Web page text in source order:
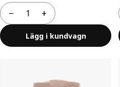
−
Antal +
Lägg i kundvagn